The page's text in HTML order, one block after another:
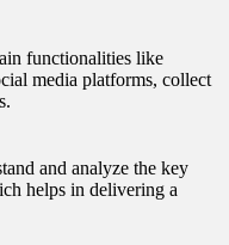
functionalities like
media platforms, collect
and analyze the key
helps in delivering a